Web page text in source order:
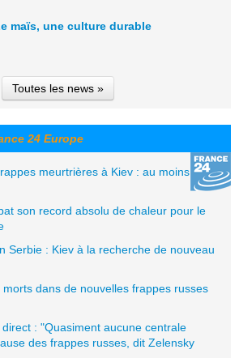
maïs, une culture durable
Toutes les news »
24 Europe
meurtrières à Kiev : au moins
son record absolu de chaleur pour le
Serbie : Kiev à la recherche de nouveau
morts dans de nouvelles frappes russes
: "Quasiment aucune centrale
des frappes russes, dit Zelensky